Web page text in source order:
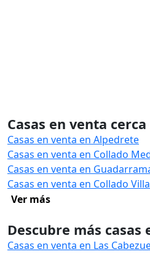
Casas en venta
Casas en venta en Alpedrete
Casas en venta en Collado
Casas en venta en
Casas en venta en Collado
Ver más
Descubre más casas
Casas en venta en Las